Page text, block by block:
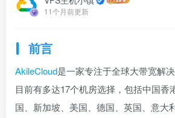
11个月前更新
前言
AkileCloud是一家专注于全球大带宽解
目前有多达17个机房选择，包括中国香
国、新加坡、美国、德国、英国、意大